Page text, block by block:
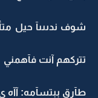
شوف ندىىىآ حيل
تتركهم آنت فآهمني
طآرق ببتسآمه: آآه